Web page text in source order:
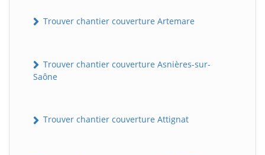
Trouver chantier couverture Artemare
Trouver chantier couverture Asnières-sur-
Saône
Trouver chantier couverture Attignat